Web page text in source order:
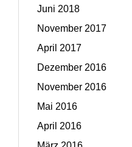
Juni 2018
November 2017
April 2017
Dezember 2016
November 2016
Mai 2016
April 2016